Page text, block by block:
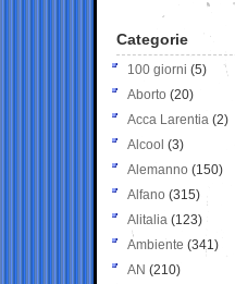
Categorie
100 giorni (5)
Aborto (20)
Acca Larentia (2)
Alcool (3)
Alemanno (150)
Alfano (315)
Alitalia (123)
Ambiente (341)
AN (210)